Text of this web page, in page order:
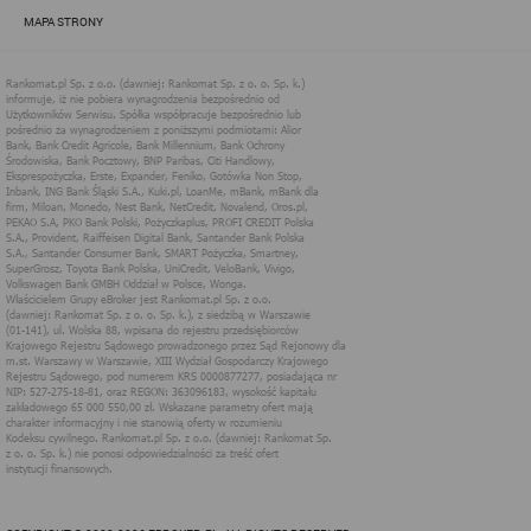
MAPA STRONY
dostosowanie usług, świadczonych w ramach serwisu do potrzeb
Więcej informacji na temat stosowania technologii cookies w
serwisie dostępne jest w Polityce Cookies.
Polityka Cookies serwisów
internetowych spółki Rankomat.pl Sp. z
o.o. (dawniej: Rankomat Sp. z o. o. Sp.
k.)
Rankomat.pl Sp. z o.o. (dawniej: Rankomat Sp. z o. o. Sp. k.), z
siedzibą w Warszawie (01-141), ul. Wolska 88, wpisana do rejestru
przedsiębiorców Krajowego Rejestru Sądowego prowadzonego
przez Sąd Rejonowy dla m.st. Warszawy w Warszawie, XIII
Wydział Gospodarczy Krajowego Rejestru Sądowego, pod
numerem KRS 0000877277, posiadająca nr NIP: 527-275-18-81,
oraz REGON: 363096183, zwana dalej "Rankomat" wykorzystuje
na swoich stronach internetowych technologię "cookies".
Zasady wykorzystania informacji dostarczonych przez
użytkownika w ramach technologii cookies w trakcie korzystania
ze stron internetowych i Rankomat określa niniejszy dokument.